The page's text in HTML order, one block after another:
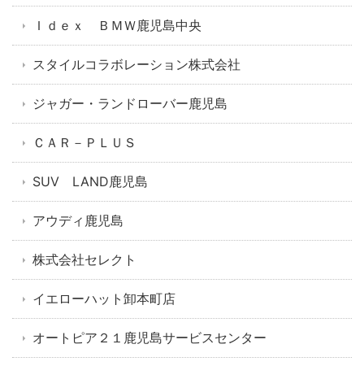
Ｉｄｅｘ ＢＭＷ鹿児島中央
スタイルコラボレーション株式会社
ジャガー・ランドローバー鹿児島
ＣＡＲ－ＰＬＵＳ
SUV LAND鹿児島
アウディ鹿児島
株式会社セレクト
イエローハット卸本町店
オートピア２１鹿児島サービスセンター